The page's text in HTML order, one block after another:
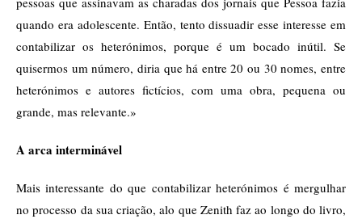
quando era adolescente. Então, tento dissuadir esse interesse em
contabilizar os heterónimos, porque é um bocado inútil. Se
quisermos um número, diria que há entre 20 ou 30 nomes, entre
heterónimos e autores fictícios, com uma obra, pequena ou
grande, mas relevante.»
A arca interminável
Mais interessante do que contabilizar heterónimos é mergulhar
no processo da sua criação, alo que Zenith faz ao longo do livro,